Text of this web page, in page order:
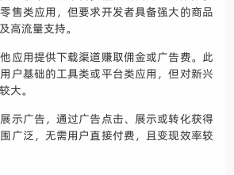
售类应用，但要求开发者具备强大的商品
高流量支持。
应用提供下载渠道赚取佣金或广告费。此
户基础的工具类或平台类应用，但对新兴
大。
示广告，通过广告点击、展示或转化获得
广泛，无需用户直接付费，且变现效率较